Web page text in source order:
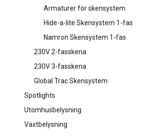
Armaturer för skensystem
Hide-a-lite Skensystem 1-fas
Namron Skensystem 1-fas
230V 2-fasskena
230V 3-fasskena
Global Trac Skensystem
Spotlights
Utomhusbelysning
Växtbelysning
skarvkoppling höger
NORD by Nordlux
129,00 kr